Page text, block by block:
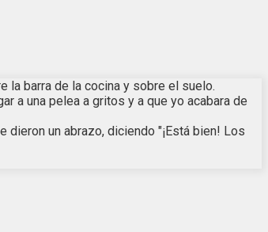
la barra de la cocina y sobre el suelo.
a una pelea a gritos y a que yo acabara de
dieron un abrazo, diciendo "¡Está bien! Los